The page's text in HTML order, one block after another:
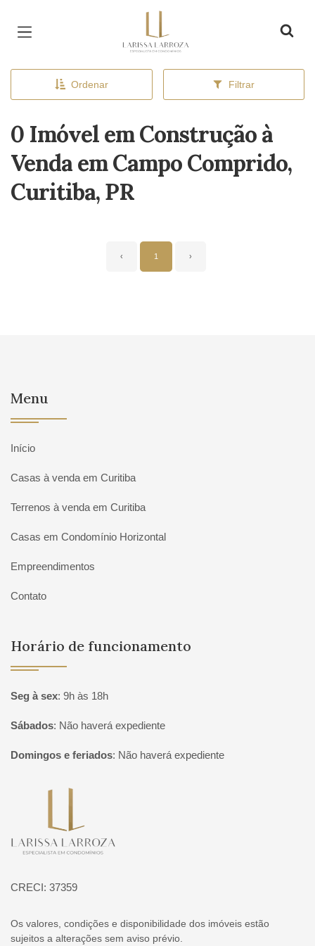
Ordenar Filtrar
0 Imóvel em Construção à
Venda em Campo Comprido,
Curitiba, PR
‹ 1 ›
Menu
Início
Casas à venda em Curitiba
Terrenos à venda em Curitiba
Casas em Condomínio Horizontal
Empreendimentos
Contato
Horário de funcionamento
Seg à sex: 9h às 18h
Sábados: Não haverá expediente
Domingos e feriados: Não haverá expediente
CRECI: 37359
Os valores, condições e disponibilidade dos imóveis estão
sujeitos a alterações sem aviso prévio.